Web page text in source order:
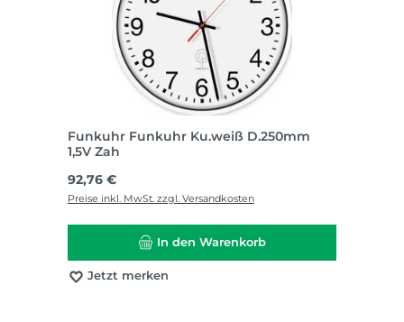
Funkuhr Funkuhr Ku.weiß D.250mm
1,5V Zah
Regulärer Preis:
92,76 €
Preise inkl. MwSt. zzgl. Versandkosten
In den Warenkorb
Jetzt merken